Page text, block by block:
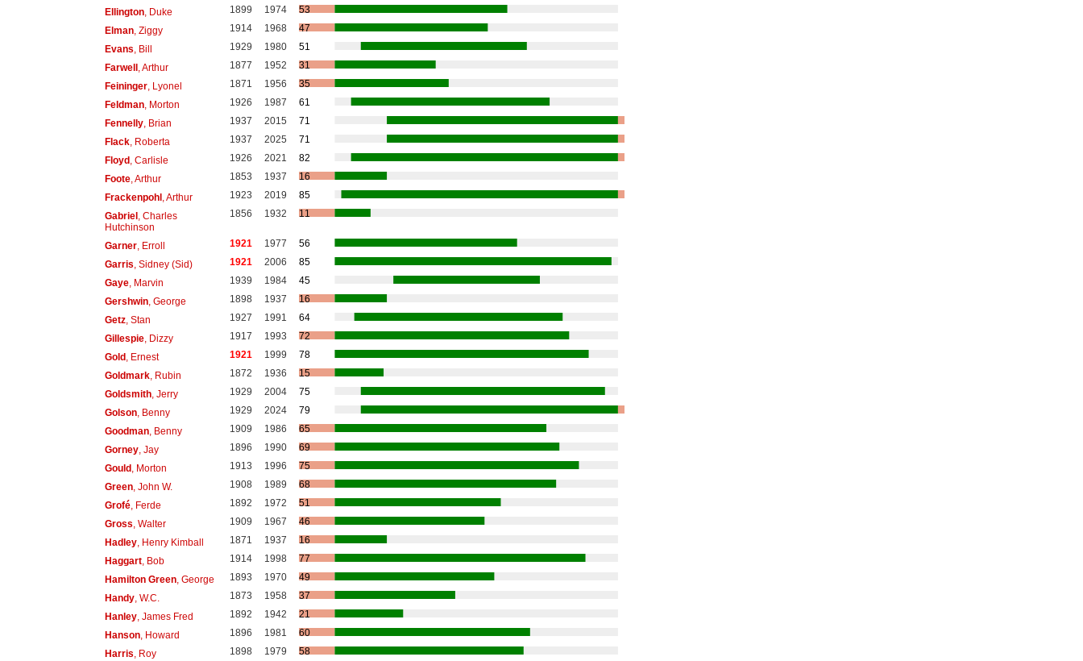
Ellington, Duke 1899 1974
53
Elman, Ziggy 1914 1968
47
Evans , Bill 1929 1980
51
Farwell, Arthur 1877 1952
31
Feininger, Lyonel 1871 1956
35
Feldman, Morton 1926 1987
61
Fennelly, Brian 1937 2015
71
Flack, Roberta 1937 2025
71
Floyd, Carlisle 1926 2021
82
Foote, Arthur 1853 1937
16
Frackenpohl, Arthur 1923 2019
85
Gabriel, Charles
Hutchinson
1856 1932 11
Garner, Erroll 1921 1977
56
Garris , Sidney (Sid) 1921 2006
85
Gaye, Marvin 1939 1984
45
Gershwin, George 1898 1937
16
Getz, Stan 1927 1991
64
Gillespie, Dizzy 1917 1993
72
Gold, Ernest 1921 1999
78
Goldmark, Rubin 1872 1936
15
Goldsmith, Jerry 1929 2004
75
Golson, Benny 1929 2024
79
Goodman, Benny 1909 1986
65
Gorney, Jay 1896 1990
69
Gould, Morton 1913 1996
75
Green, John W. 1908 1989
68
Grofé, Ferde 1892 1972
51
Gross , Walter 1909 1967
46
Hadley, Henry Kimball 1871 1937
16
Haggart, Bob 1914 1998
77
Hamilton Green, George 1893 1970
49
Handy, W.C. 1873 1958
37
Hanley, James Fred 1892 1942
21
Hanson, Howard 1896 1981
60
Harris , Roy 1898 1979 58